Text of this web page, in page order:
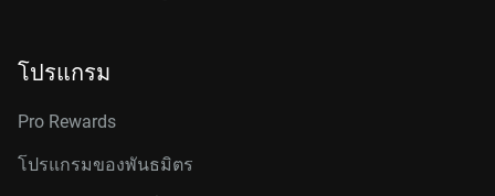
โปรแกรม
Pro Rewards
โปรแกรมของพันธมิตร